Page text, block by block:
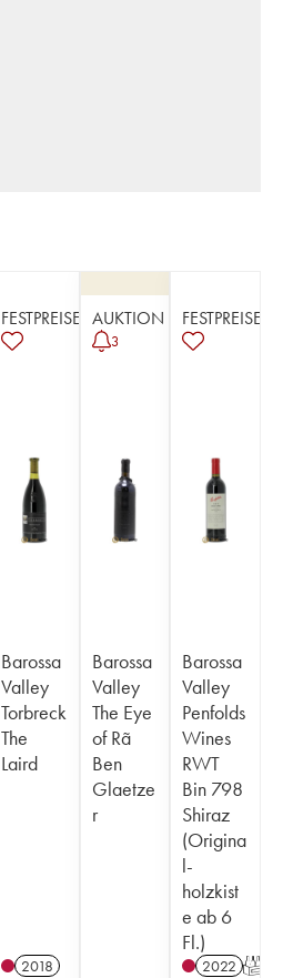
FESTPREISE
Barossa
Valley
Torbreck
The
Laird
2018
AUKTION
3
Barossa
Valley
The Eye
of Rã
Ben
Glaetze
r
FESTPREISE
Barossa
Valley
Penfolds
Wines
RWT
Bin 798
Shiraz
(Origina
l-
holzkist
e ab 6
Fl.)
2022 T